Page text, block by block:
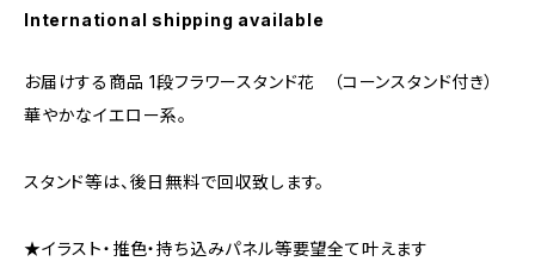
International shipping available
お届けする商品 1段フラワースタンド花 （コーンスタンド付き）
華やかなイエロー系。
スタンド等は、後日無料で回収致します。
★イラスト・推色・持ち込みパネル等要望全て叶えます